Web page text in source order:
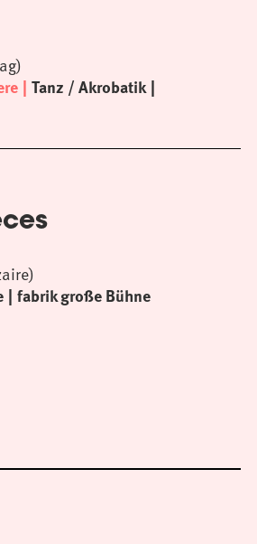
Tanz / Akrobatik
fabrik große Bühne